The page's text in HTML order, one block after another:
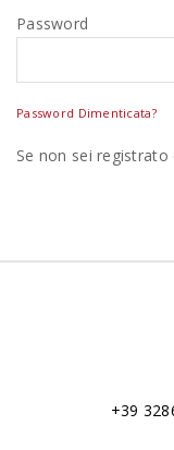
Password
Password Dimenticata?
Se non sei registrato
+39